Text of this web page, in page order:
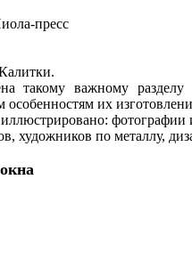
пресс
такому важному
особенностям их
художников по металлу,